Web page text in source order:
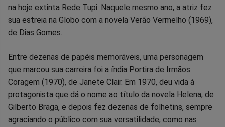
na hoje extinta Rede Tupi. Naquele mesmo ano, a atriz fez
sua estreia na Globo com a novela Verão Vermelho (1969),
de Dias Gomes.
Entre dezenas de papéis memoráveis, uma personagem
que marcou sua carreira foi a índia Portira de Irmãos
Coragem (1970), de Janete Clair. Em 1970, deu vida à
protagonista que dá o nome ao título da novela Helena, de
Gilberto Braga, e depois fez dezenas de folhetins, sempre
agraciando o público com sua versatilidade, como nas